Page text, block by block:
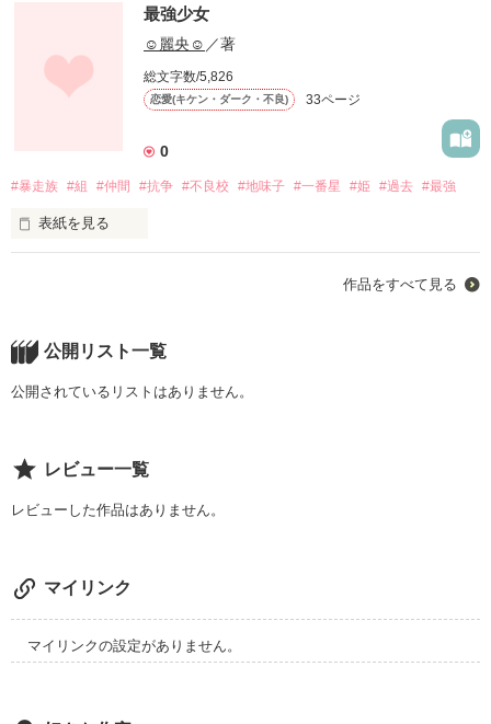
黒には黒で染まり方にも色々ある。
私は闇に染ってる。
闇によって.....。
そう思ってた私に差し出してくれた数えきれない手の数。
それによって救われたんだ。
1人の命を奪ったのは私だ。
だけどその奪ってしまった命を元に戻せるように。
それを試みるんだ。
最強少女
☺︎麗央︎︎☺︎ ／著
総文字数/5,826
恋愛(キケン・ダーク・不良) 33ページ
0
#暴走族 #組 #仲間 #抗争 #不良校 #地味子 #一番星 #姫 #過去 #最強
表紙を見る
そして･･俺がもし違う世･････界に行ったとしても
作品をすべて見る
公開リスト一覧
公開されているリストはありません。
レビュー一覧
レビューした作品はありません。
マイリンク
マイリンクの設定がありません。